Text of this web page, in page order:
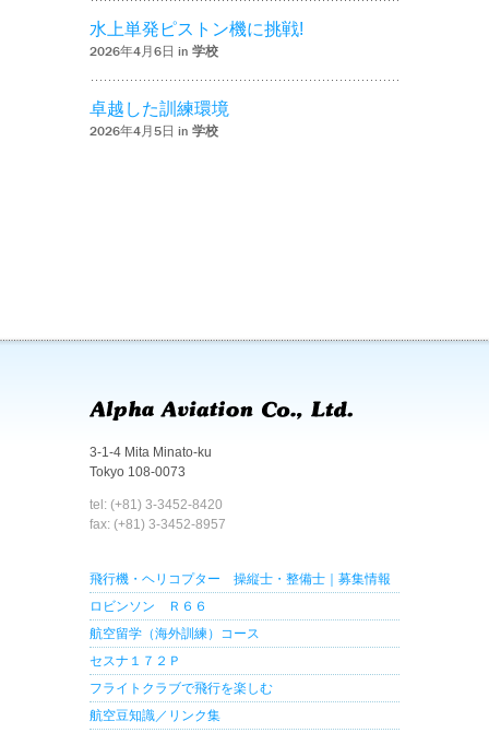
水上単発ピストン機に挑戦!
2026年4月6日 in 学校
卓越した訓練環境
2026年4月5日 in 学校
3-1-4 Mita Minato-ku
Tokyo 108-0073
tel: (+81) 3-3452-8420
fax: (+81) 3-3452-8957
飛行機・ヘリコプター 操縦士・整備士｜募集情報
ロビンソン Ｒ６６
航空留学（海外訓練）コース
セスナ１７２Ｐ
フライトクラブで飛行を楽しむ
航空豆知識／リンク集